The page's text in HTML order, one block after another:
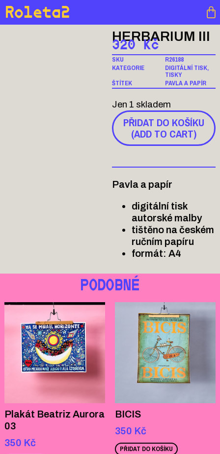
Roleta2
HERBARIUM III
320 Kč
SKU
R26188
KATEGORIE
DIGITÁLNÍ TISK,
TISKY
ŠTÍTEK
PAVLA A PAPÍR
Jen 1 skladem
PŘIDAT DO KOŠÍKU
(ADD TO CART)
Pavla a papír
digitální tisk
autorské malby
tištěno na českém
ručním papíru
formát: A4
PODOBNÉ
Plakát Beatriz Aurora
03
350 Kč
BICIS
350 Kč
PŘIDAT DO KOŠÍKU